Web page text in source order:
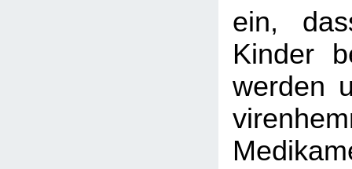
ein,
Kinder
werden